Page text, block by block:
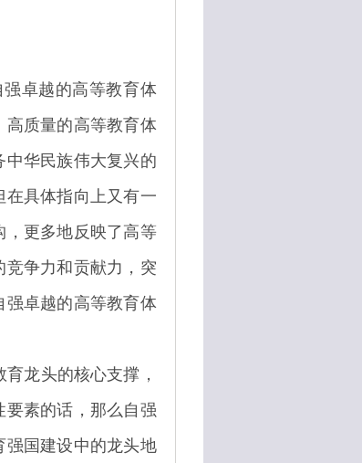
卓越的高等教育体
高质量的高等教育体
中华民族伟大复兴的
在具体指向上又有一
，更多地反映了高等
竞争力和贡献力，突
强卓越的高等教育体
龙头的核心支撑，
要素的话，那么自强
强国建设中的龙头地